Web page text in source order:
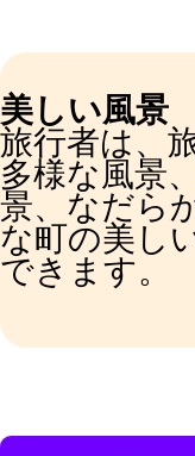
美しい風景
旅行者は、
多様な風景
景、なだら
な町の美し
できます。